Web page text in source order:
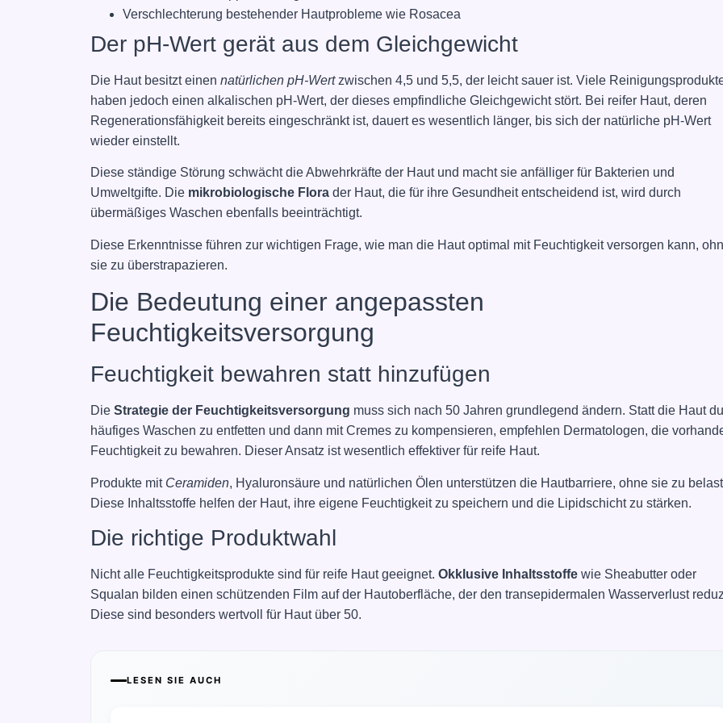
Verschlechterung bestehender Hautprobleme wie Rosacea
Der pH-Wert gerät aus dem Gleichgewicht
Die Haut besitzt einen natürlichen pH-Wertzwischen 4,5 und 5,5, der leicht sauer ist. Viele
haben jedoch einen alkalischen pH-Wert, der dieses empfindliche Gleichgewicht stört. Bei reifer Haut, deren
Regenerationsfähigkeit bereits eingeschränkt ist, dauert es wesentlich länger, bis sich der natürliche pH-Wert
wieder einstellt.
Diese ständige Störung schwächt die Abwehrkräfte der Haut und macht sie anfälliger für Bakterien und
Umweltgifte. Die mikrobiologische Flora der Haut, die für ihre Gesundheit entscheidend ist, wird durch
übermäßiges Waschen ebenfalls beeinträchtigt.
Diese Erkenntnisse führen zur wichtigen Frage, wie man die Haut optimal mit Feuchtigkeit versorgen kann,
sie zu überstrapazieren.
Die Bedeutung einer angepassten
Feuchtigkeitsversorgung
Feuchtigkeit bewahren statt hinzufügen
Die Strategie der Feuchtigkeitsversorgung muss sich nach 50 Jahren grundlegend ändern. Statt die Haut
häufiges Waschen zu entfetten und dann mit Cremes zu kompensieren, empfehlen Dermatologen, die
Feuchtigkeit zu bewahren. Dieser Ansatz ist wesentlich effektiver für reife Haut.
Produkte mit Ceramiden, Hyaluronsäure und natürlichen Ölen unterstützen die Hautbarriere, ohne sie zu
Diese Inhaltsstoffe helfen der Haut, ihre eigene Feuchtigkeit zu speichern und die Lipidschicht zu stärken.
Die richtige Produktwahl
Nicht alle Feuchtigkeitsprodukte sind für reife Haut geeignet. Okklusive Inhaltsstoffe wie Sheabutter oder
Squalan bilden einen schützenden Film auf der Hautoberfläche, der den transepidermalen Wasserverlust
Diese sind besonders wertvoll für Haut über 50.
LESEN SIE AUCH